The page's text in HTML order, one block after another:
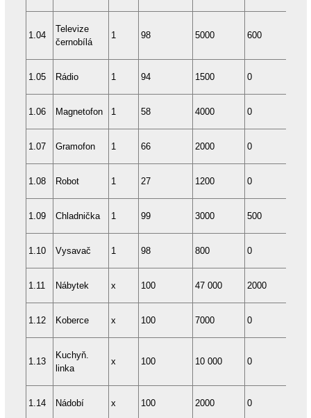
1.04
Televize
černobílá
1 98 5000 600
1.05 Rádio 1 94 1500 0
1.06 Magnetofon 1 58 4000 0
1.07 Gramofon 1 66 2000 0
1.08 Robot 1 27 1200 0
1.09 Chladnička 1 99 3000 500
1.10 Vysavač 1 98 800 0
1.11 Nábytek x 100 47 000 2000
1.12 Koberce x 100 7000 0
1.13
Kuchyň.
linka
x 100 10 000 0
1.14 Nádobí x 100 2000 0